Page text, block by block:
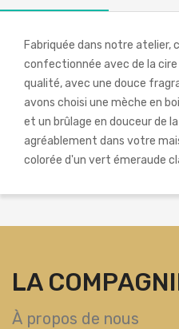
Fabriquée dans notre atelier,
confectionnée avec de la
qualité, avec une douce
avons choisi une mèche en
et un brûlage en douceur de
agréablement dans votre
colorée d'un vert émeraude
LA
À propos de nous